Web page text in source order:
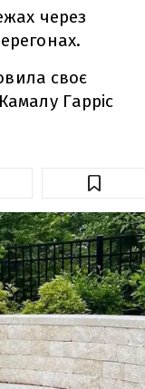
через
своє
Гарріс